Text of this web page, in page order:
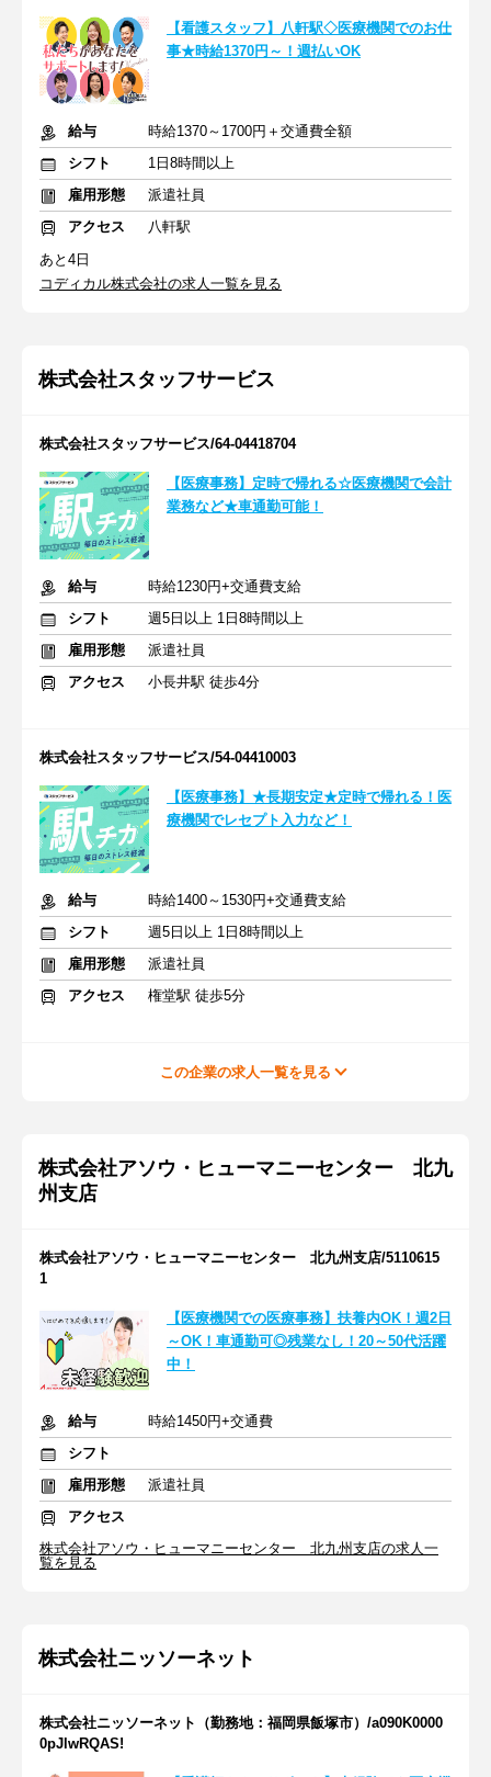
【看護スタッフ】八軒駅◇医療機関でのお仕
事★時給1370円～！週払いOK
給与
時給1370～1700円＋交通費全額
シフト
1日8時間以上
雇用形態
派遣社員
アクセス
八軒駅
あと4日
コディカル株式会社の求人一覧を見る
株式会社スタッフサービス
株式会社スタッフサービス/64-04418704
【医療事務】定時で帰れる☆医療機関で会計
業務など★車通勤可能！
給与
時給1230円+交通費支給
シフト
週5日以上 1日8時間以上
雇用形態
派遣社員
アクセス
小長井駅 徒歩4分
株式会社スタッフサービス/54-04410003
【医療事務】★長期安定★定時で帰れる！医
療機関でレセプト入力など！
給与
時給1400～1530円+交通費支給
シフト
週5日以上 1日8時間以上
雇用形態
派遣社員
アクセス
権堂駅 徒歩5分
この企業の求人一覧を見る
株式会社アソウ・ヒューマニーセンター 北九
州支店
株式会社アソウ・ヒューマニーセンター 北九州支店/5110615
1
【医療機関での医療事務】扶養内OK！週2日
～OK！車通勤可◎残業なし！20～50代活躍
中！
給与
時給1450円+交通費
シフト
雇用形態
派遣社員
アクセス
株式会社アソウ・ヒューマニーセンター 北九州支店の求人一
覧を見る
株式会社ニッソーネット
株式会社ニッソーネット（勤務地：福岡県飯塚市）/a090K0000
0pJlwRQAS!